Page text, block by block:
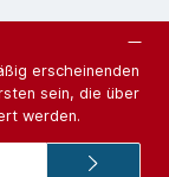
erscheinenden
sein, die über
werden.